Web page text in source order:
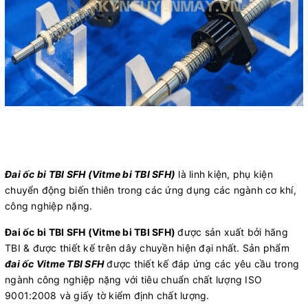
Đai ốc bi TBI SFH (Vitme bi TBI SFH) là linh kiện, phụ kiện
chuyển động biến thiên trong các ứng dụng các ngành cơ khí,
công nghiệp nặng.
Đai ốc bi TBI SFH (Vitme bi TBI SFH)được sản xuất bởi hãng
TBI & được thiết kế trên dây chuyền hiện đại nhất. Sản phẩm
đai ốc Vitme TBI SFHđược thiết kế đáp ứng các yêu cầu trong
ngành công nghiệp nặng với tiêu chuẩn chất lượng ISO
9001:2008 và giấy tờ kiểm định chất lượng.